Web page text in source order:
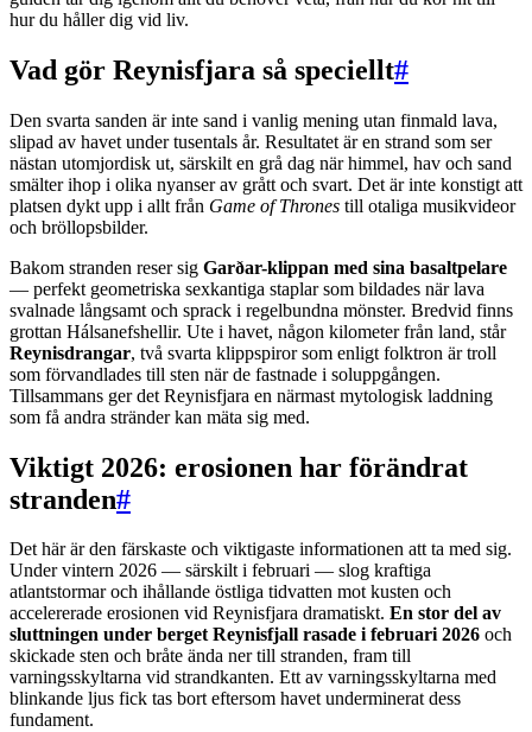
hur du håller dig vid liv.
Vad gör Reynisfjara så speciellt#
Den svarta sanden är inte sand i vanlig mening utan finmald lava,
slipad av havet under tusentals år. Resultatet är en strand som ser
nästan utomjordisk ut, särskilt en grå dag när himmel, hav och sand
smälter ihop i olika nyanser av grått och svart. Det är inte konstigt att
platsen dykt upp i allt från Game of Thrones till otaliga musikvideor
och bröllopsbilder.
Bakom stranden reser sig Garðar-klippan med sina basaltpelare
— perfekt geometriska sexkantiga staplar som bildades när lava
svalnade långsamt och sprack i regelbundna mönster. Bredvid finns
grottan Hálsanefshellir. Ute i havet, någon kilometer från land, står
Reynisdrangar, två svarta klippspiror som enligt folktron är troll
som förvandlades till sten när de fastnade i soluppgången.
Tillsammans ger det Reynisfjara en närmast mytologisk laddning
som få andra stränder kan mäta sig med.
Viktigt 2026: erosionen har förändrat
stranden#
Det här är den färskaste och viktigaste informationen att ta med sig.
Under vintern 2026 — särskilt i februari — slog kraftiga
atlantstormar och ihållande östliga tidvatten mot kusten och
accelererade erosionen vid Reynisfjara dramatiskt. En stor del av
sluttningen under berget Reynisfjall rasade i februari 2026 och
skickade sten och bråte ända ner till stranden, fram till
varningsskyltarna vid strandkanten. Ett av varningsskyltarna med
blinkande ljus fick tas bort eftersom havet underminerat dess
fundament.